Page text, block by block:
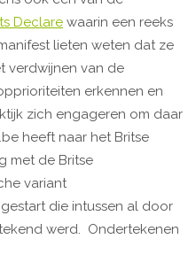
Declare waarin een reeks
lieten weten dat ze
verdwijnen van de
erkennen en
zich engageren om daar
heeft naar het Britse
met de Britse
variant
die intussen al door
werd. Ondertekenen